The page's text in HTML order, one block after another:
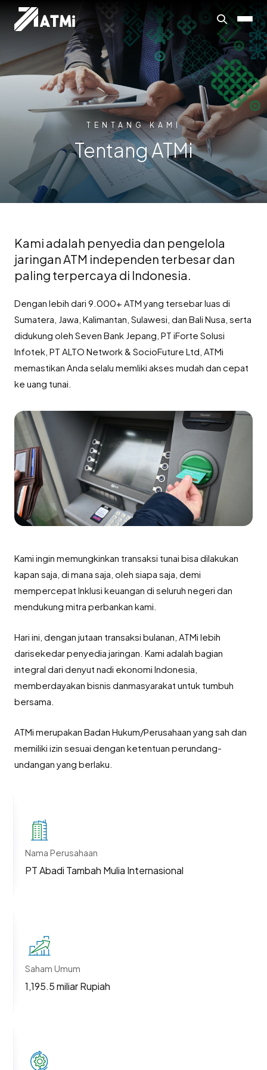
TENTANG KAMI
Tentang ATMi
Kami adalah penyedia dan pengelola
jaringan ATM independen terbesar dan
paling terpercaya di Indonesia.
Dengan lebih dari 9.000+ ATM yang tersebar luas di
Sumatera, Jawa, Kalimantan, Sulawesi, dan Bali Nusa, serta
didukung oleh Seven Bank Jepang, PT iForte Solusi
Infotek, PT ALTO Network & SocioFuture Ltd, ATMi
memastikan Anda selalu memliki akses mudah dan cepat
ke uang tunai.
Kami ingin memungkinkan transaksi tunai bisa dilakukan
kapan saja, di mana saja, oleh siapa saja, demi
mempercepat Inklusi keuangan di seluruh negeri dan
mendukung mitra perbankan kami.
Hari ini, dengan jutaan transaksi bulanan, ATMi lebih
darisekedar penyedia jaringan. Kami adalah bagian
integral dari denyut nadi ekonomi Indonesia,
memberdayakan bisnis danmasyarakat untuk tumbuh
bersama.
ATMi merupakan Badan Hukum/Perusahaan yang sah dan
memiliki izin sesuai dengan ketentuan perundang-
undangan yang berlaku.
Nama Perusahaan
PT Abadi Tambah Mulia Internasional
Saham Umum
1,195.5 miliar Rupiah